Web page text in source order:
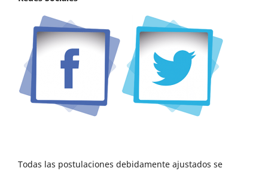
Todas las postulaciones debidamente ajustados se